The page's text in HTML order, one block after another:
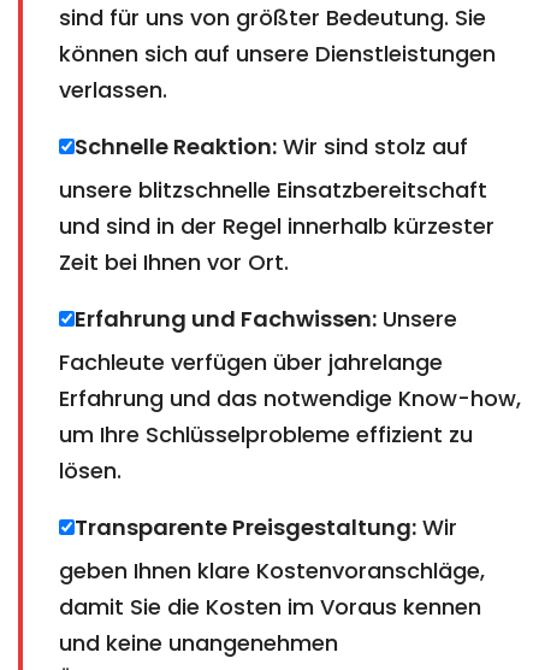
sind für uns von größter Bedeutung. Sie
können sich auf unsere Dienstleistungen
verlassen.
Schnelle Reaktion: Wir sind stolz auf
unsere blitzschnelle Einsatzbereitschaft
und sind in der Regel innerhalb kürzester
Zeit bei Ihnen vor Ort.
Erfahrung und Fachwissen: Unsere
Fachleute verfügen über jahrelange
Erfahrung und das notwendige Know-how,
um Ihre Schlüsselprobleme effizient zu
lösen.
Transparente Preisgestaltung: Wir
geben Ihnen klare Kostenvoranschläge,
damit Sie die Kosten im Voraus kennen
und keine unangenehmen